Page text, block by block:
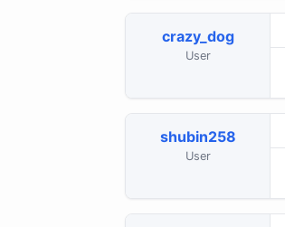
crazy_dog
User
shubin258
User